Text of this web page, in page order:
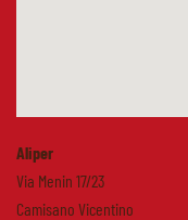
Aliper
Via Menin 17/23
Camisano Vicentino